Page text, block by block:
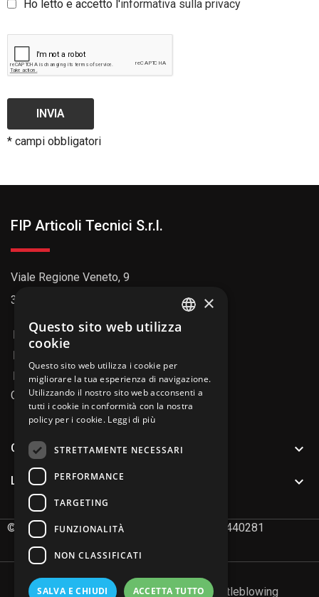
Ho letto e accetto l'informativa sulla privacy
INVIA
* campi obbligatori
FIP Articoli Tecnici S.r.l.
Viale Regione Veneto, 9
35127 Padova (PD)
049 8992211
info@pec.fiparticolitecnici.it
Codice SDI: AU7YEU4
CATALOGO PRODOTTI 
LINK UTILI 
© 2026FIP Articoli Tecnici S.r.l. P.IVA 02491440281
Privacy policy Cookie policy Whistleblowing
×
Questo sito web utilizza
cookie
Questo sito web utilizza i cookie per
migliorare la tua esperienza di navigazione.
Utilizzando il nostro sito web acconsenti a
tutti i cookie in conformità con la nostra
policy per i cookie. Leggi di più
STRETTAMENTE NECESSARI
PERFORMANCE
TARGETING
FUNZIONALITÀ
NON CLASSIFICATI
SALVA E CHIUDI ACCETTA TUTTO